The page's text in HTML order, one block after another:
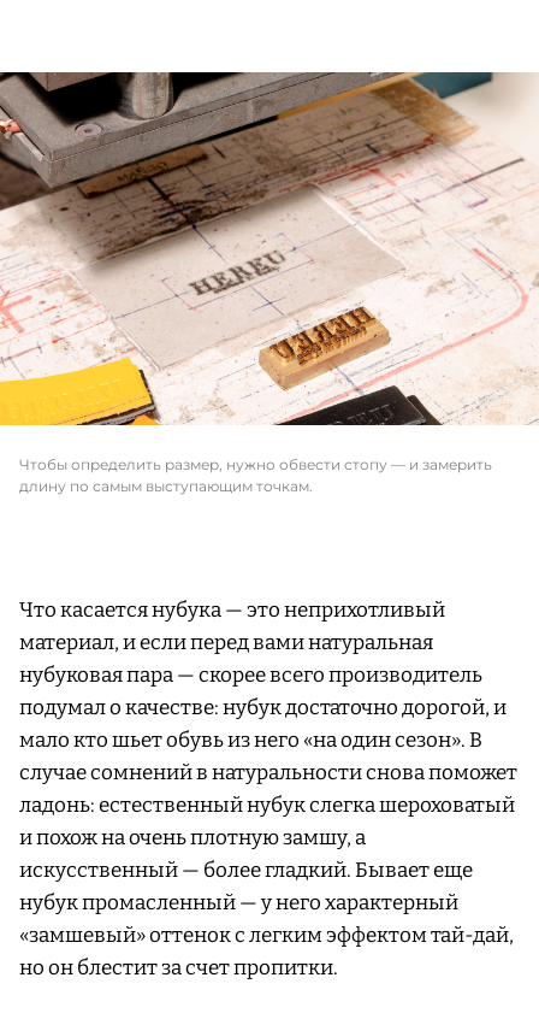
Чтобы определить размер, нужно обвести стопу — и замерить
длину по самым выступающим точкам.
Что касается нубука — это неприхотливый
материал, и если перед вами натуральная
нубуковая пара — скорее всего производитель
подумал о качестве: нубук достаточно дорогой, и
мало кто шьет обувь из него «на один сезон». В
случае сомнений в натуральности снова поможет
ладонь: естественный нубук слегка шероховатый
и похож на очень плотную замшу, а
искусственный — более гладкий. Бывает еще
нубук промасленный — у него характерный
«замшевый» оттенок с легким эффектом тай-дай,
но он блестит за счет пропитки.